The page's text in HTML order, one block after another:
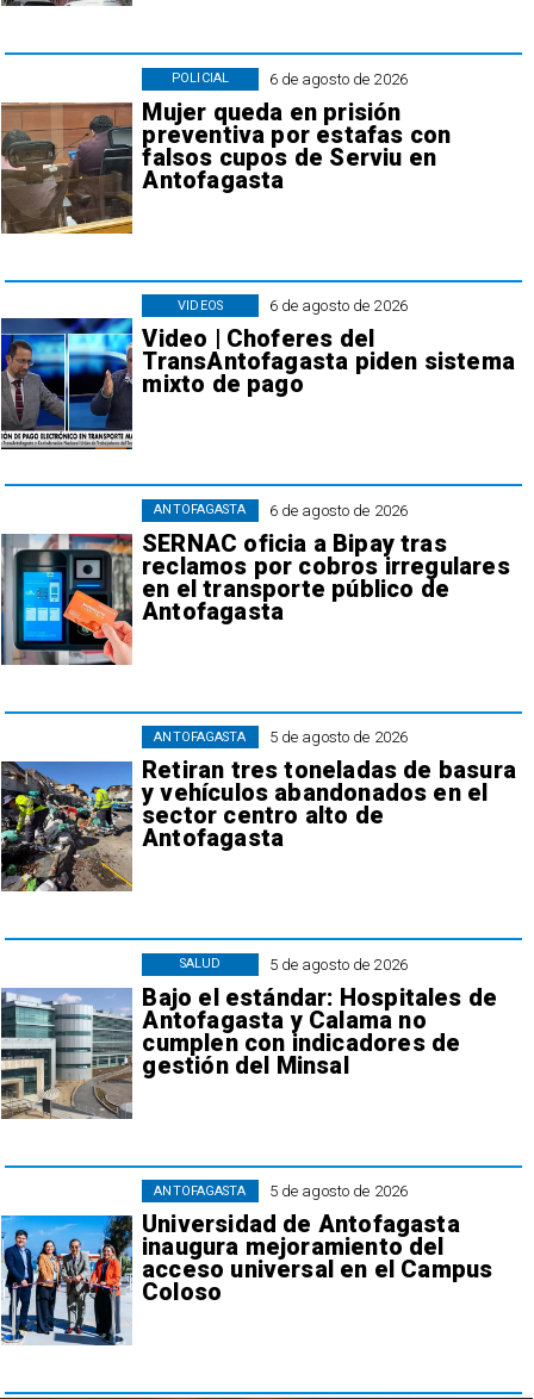
6 de agosto de 2026
Mujer queda en prisión
preventiva por estafas con
falsos cupos de Serviu en
Antofagasta
POLICIAL
6 de agosto de 2026
Video | Choferes del
TransAntofagasta piden sistema
mixto de pago
VIDEOS
6 de agosto de 2026
SERNAC oficia a Bipay tras
reclamos por cobros irregulares
en el transporte público de
Antofagasta
ANTOFAGASTA
5 de agosto de 2026
Retiran tres toneladas de basura
y vehículos abandonados en el
sector centro alto de
Antofagasta
ANTOFAGASTA
5 de agosto de 2026
Bajo el estándar: Hospitales de
Antofagasta y Calama no
cumplen con indicadores de
gestión del Minsal
SALUD
5 de agosto de 2026
Universidad de Antofagasta
inaugura mejoramiento del
acceso universal en el Campus
Coloso
ANTOFAGASTA